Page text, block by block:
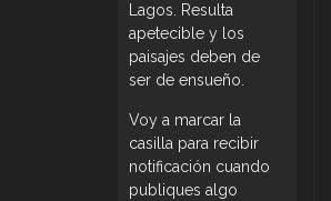
Lagos. Resulta
apetecible y los
paisajes deben de
ser de ensueño.
Voy a marcar la
casilla para recibir
notificación cuando
publiques algo